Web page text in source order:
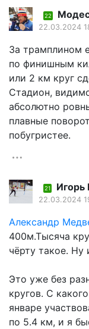
22
22.03.2024
За трамплином
по финишным
или 2 км круг
Стадион,
абсолютно
плавные
побугристее.
21
22.03.2024
Александр
400м.Тысяча
чёрту такое.
Это уже без
кругов. С
январе
по 5.4 км, и я